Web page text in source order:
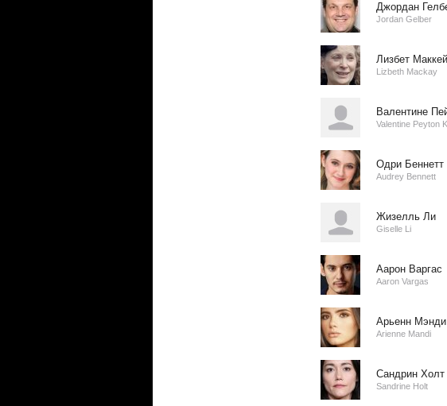
Джордан
Jordan Gelber
Лизбет Маккей
Lizbeth Mackay
Валентине
Valentine Peyton
Одри Беннетт
Audrey Bennett
Жизелль Ли
Giselle Li
Аарон Варгас
Aaron Vargas
Арьенн Мэнди
Arienne Mandi
Сандрин Холт
Sandrine Holt